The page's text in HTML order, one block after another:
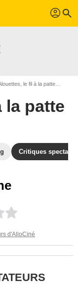
profil search
le fil à la patte
la patte
Critiques
d'AlloCiné